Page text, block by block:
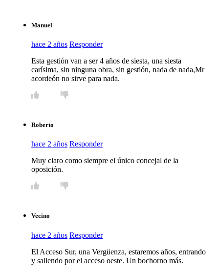
Manuel
hace 2 años Responder
Esta gestión van a ser 4 años de siesta, una siesta
carísima, sin ninguna obra, sin gestión, nada de nada,Mr
acordeón no sirve para nada.
Roberto
hace 2 años Responder
Muy claro como siempre el único concejal de la
oposición.
Vecino
hace 2 años Responder
El Acceso Sur, una Vergüenza, estaremos años, entrando
y saliendo por el acceso oeste. Un bochorno más.